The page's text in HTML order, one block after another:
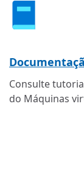
Consulte
do Máquinas